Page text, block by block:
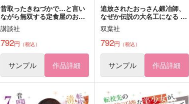
昔取ったきねづかで…と言い
ながら無双する定食屋のおっ
さん、実は伝説のダンジョン
攻略者 2
講談社
792円 （税込）
サンプル 作品詳細
追放されたおっさん鍛冶師、
なぜか伝説の大名工になる 昔
おもちゃの武器を造ってあげ
た子供たちが全員英雄になっ
ていた 5
双葉社
792円 （税込）
サンプル 作品詳細